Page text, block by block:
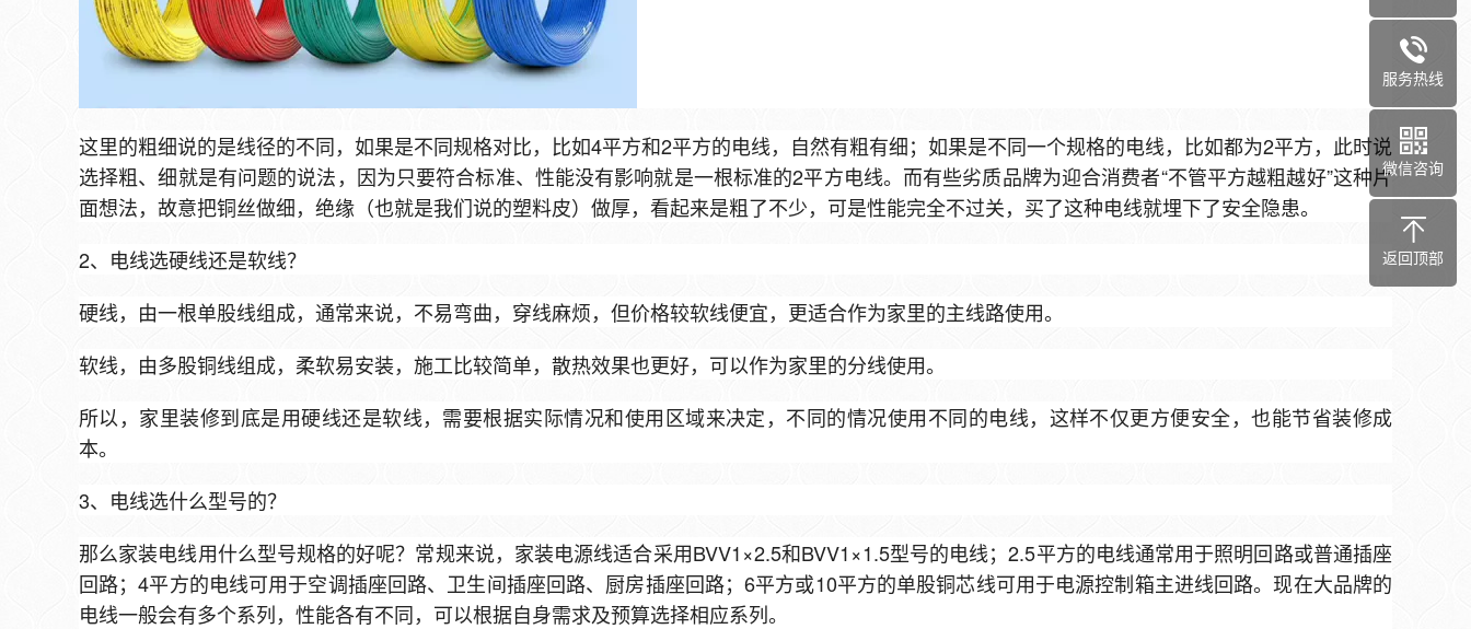
这里的粗细说的是线径的不同，如果是不同规格对比，比如4平方和2平方的电线，自然有粗有细；如果是不同一个规格的电线，比如都为2平方，此时说
选择粗、细就是有问题的说法，因为只要符合标准、性能没有影响就是一根标准的2平方电线。而有些劣质品牌为迎合消费者“不管平方越粗越好”这种片
面想法，故意把铜丝做细，绝缘（也就是我们说的塑料皮）做厚，看起来是粗了不少，可是性能完全不过关，买了这种电线就埋下了安全隐患。
2、电线选硬线还是软线？
硬线，由一根单股线组成，通常来说，不易弯曲，穿线麻烦，但价格较软线便宜，更适合作为家里的主线路使用。
软线，由多股铜线组成，柔软易安装，施工比较简单，散热效果也更好，可以作为家里的分线使用。
所以，家里装修到底是用硬线还是软线，需要根据实际情况和使用区域来决定，不同的情况使用不同的电线，这样不仅更方便安全，也能节省装修成
本。
3、电线选什么型号的？
那么家装电线用什么型号规格的好呢？常规来说，家装电源线适合采用BVV1×2.5和BVV1×1.5型号的电线；2.5平方的电线通常用于照明回路或普通插座
回路；4平方的电线可用于空调插座回路、卫生间插座回路、厨房插座回路；6平方或10平方的单股铜芯线可用于电源控制箱主进线回路。现在大品牌的
电线一般会有多个系列，性能各有不同，可以根据自身需求及预算选择相应系列。
服务热线
微信咨询
返回顶部